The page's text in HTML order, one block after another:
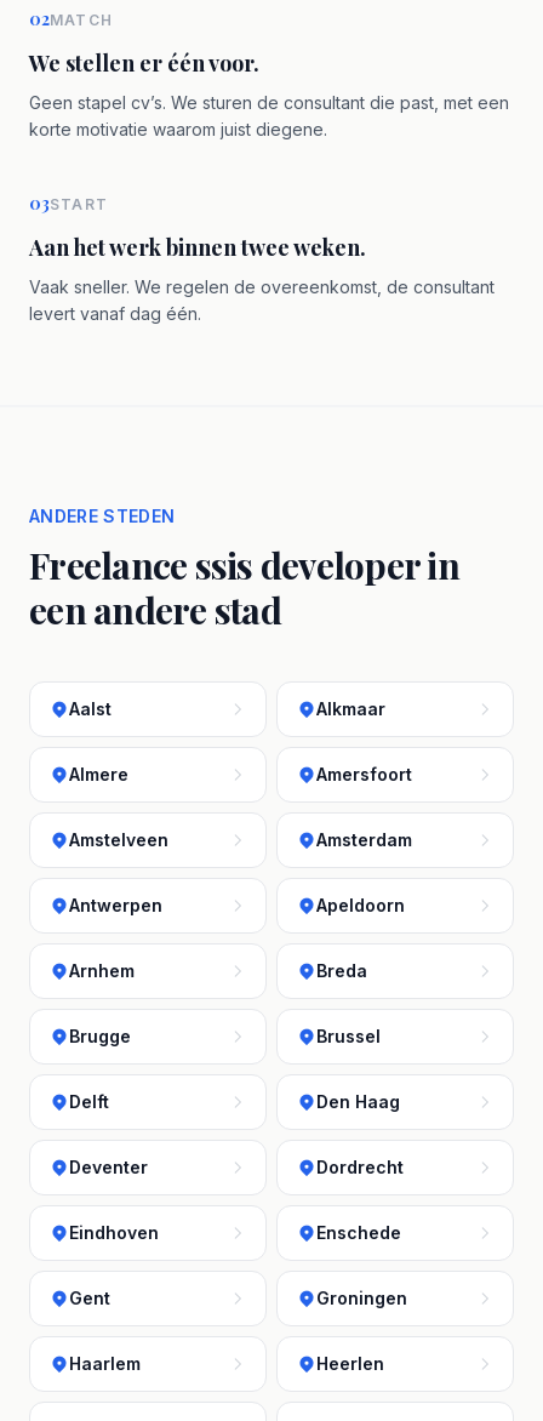
02MATCH
We stellen er één voor.
Geen stapel cv’s. We sturen de consultant die past, met een
korte motivatie waarom juist diegene.
03START
Aan het werk binnen twee weken.
Vaak sneller. We regelen de overeenkomst, de consultant
levert vanaf dag één.
ANDERE STEDEN
Freelance ssis developer in
een andere stad
Aalst Alkmaar
Almere Amersfoort
Amstelveen Amsterdam
Antwerpen Apeldoorn
Arnhem Breda
Brugge Brussel
Delft Den Haag
Deventer Dordrecht
Eindhoven Enschede
Gent Groningen
Haarlem Heerlen